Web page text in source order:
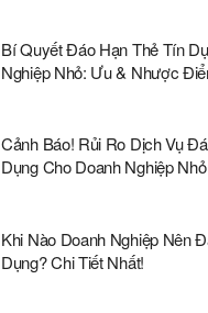
Bí Quyết Đáo Hạn Thẻ Tín
Nghiệp Nhỏ: Ưu & Nhược
Cảnh Báo! Rủi Ro Dịch Vụ
Dụng Cho Doanh Nghiệp Nhỏ
Khi Nào Doanh Nghiệp Nên
Dụng? Chi Tiết Nhất!